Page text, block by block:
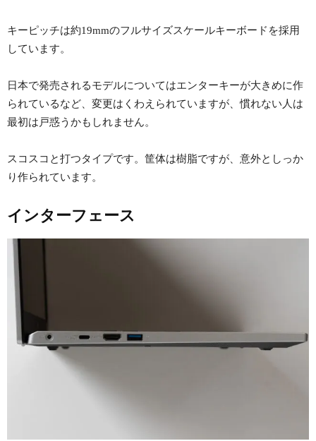
キーピッチは約19mmのフルサイズスケールキーボードを採用
しています。
日本で発売されるモデルについてはエンターキーが大きめに作
られているなど、変更はくわえられていますが、慣れない人は
最初は戸惑うかもしれません。
スコスコと打つタイプです。筐体は樹脂ですが、意外としっか
り作られています。
インターフェース